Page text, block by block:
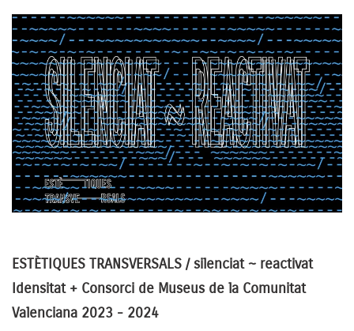
ESTÈTIQUES TRANSVERSALS / silenciat ~ reactivat
Idensitat + Consorci de Museus de la Comunitat
Valenciana 2023 - 2024